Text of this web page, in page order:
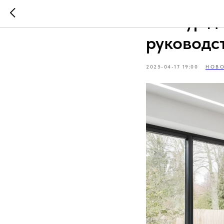
Косоур
2025-04-17 19:00